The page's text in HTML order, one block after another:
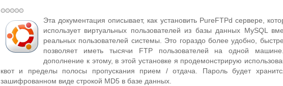
Эта документация описывает, как установить PureFTPd сервере,
использует виртуальных пользователей из базы данных MySQL
реальных пользователей системы. Это гораздо более удобно,
позволяет иметь тысячи FTP пользователей на одной
дополнение к этому, в этой установке я продемонстрирую
квот и пределы полосы пропускания прием / отдача. Пароль будет
зашифрованном виде строкой MD5 в базе данных.